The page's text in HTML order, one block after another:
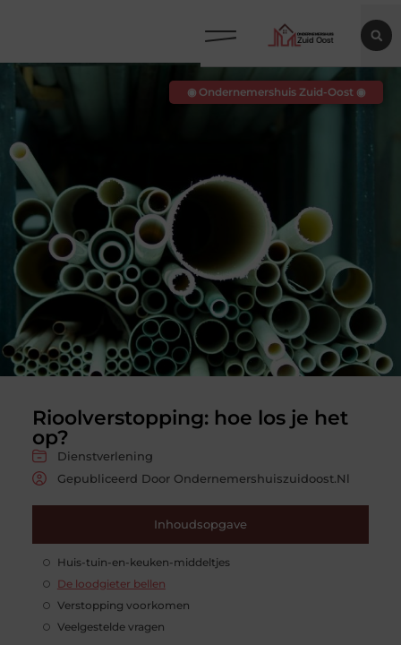
Rioolverstopping: hoe los je het
op?
Dienstverlening
Gepubliceerd Door Ondernemershuiszuidoost.nl
Inhoudsopgave
Huis-tuin-en-keuken-middeltjes
De loodgieter bellen
Verstopping voorkomen
Veelgestelde vragen
◉ Ondernemershuis Zuid-Oost ◉